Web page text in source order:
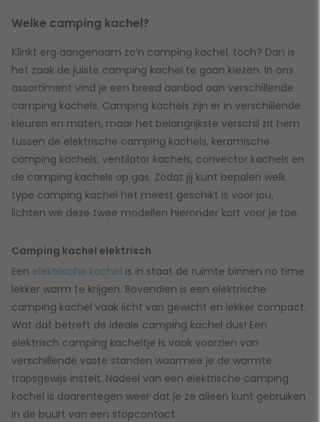
Welke camping kachel?
Klinkt erg aangenaam zo’n camping kachel, toch? Dan is
het zaak de juiste camping kachel te gaan kiezen. In ons
assortiment vind je een breed aanbod aan verschillende
camping kachels. Camping kachels zijn er in verschillende
kleuren en maten, maar het belangrijkste verschil zit hem
tussen de elektrische camping kachels, keramische
camping kachels, ventilator kachels, convector kachels en
de camping kachels op gas. Zodat jij kunt bepalen welk
type camping kachel het meest geschikt is voor jou,
lichten we deze twee modellen hieronder kort voor je toe.
Camping kachel elektrisch
Een elektrische kachel is in staat de ruimte binnen no time
lekker warm te krijgen. Bovendien is een elektrische
camping kachel vaak licht van gewicht en lekker compact.
Wat dat betreft de ideale camping kachel dus! Een
elektrisch camping kacheltje is vaak voorzien van
verschillende vaste standen waarmee je de warmte
trapsgewijs instelt. Nadeel van een elektrische camping
kachel is daarentegen weer dat je ze alleen kunt gebruiken
in de buurt van een stopcontact.